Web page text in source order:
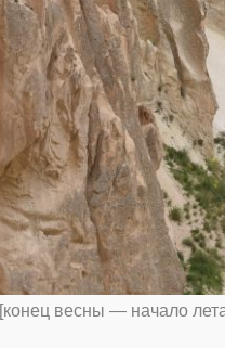
[конец весны — начало